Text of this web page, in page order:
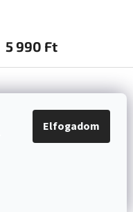
Elfogadom
5 990 Ft